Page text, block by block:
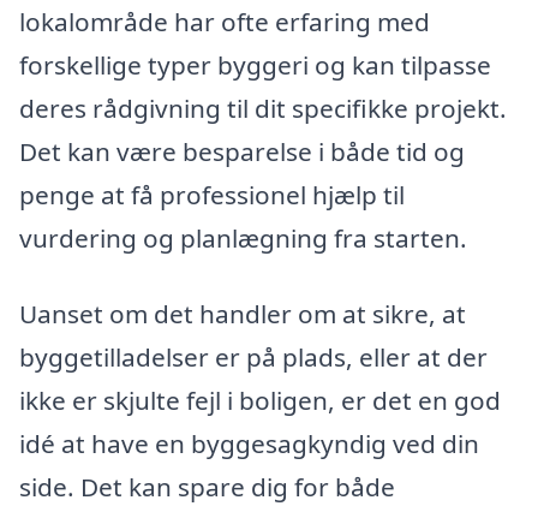
lokalområde har ofte erfaring med
forskellige typer byggeri og kan tilpasse
deres rådgivning til dit specifikke projekt.
Det kan være besparelse i både tid og
penge at få professionel hjælp til
vurdering og planlægning fra starten.
Uanset om det handler om at sikre, at
byggetilladelser er på plads, eller at der
ikke er skjulte fejl i boligen, er det en god
idé at have en byggesagkyndig ved din
side. Det kan spare dig for både